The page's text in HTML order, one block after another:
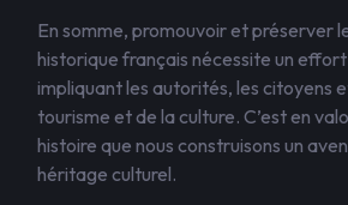
En somme, promouvoir et préserver
historique français nécessite un
impliquant les autorités, les citoyens
tourisme et de la culture. C’est en
histoire que nous construisons un
héritage culturel.